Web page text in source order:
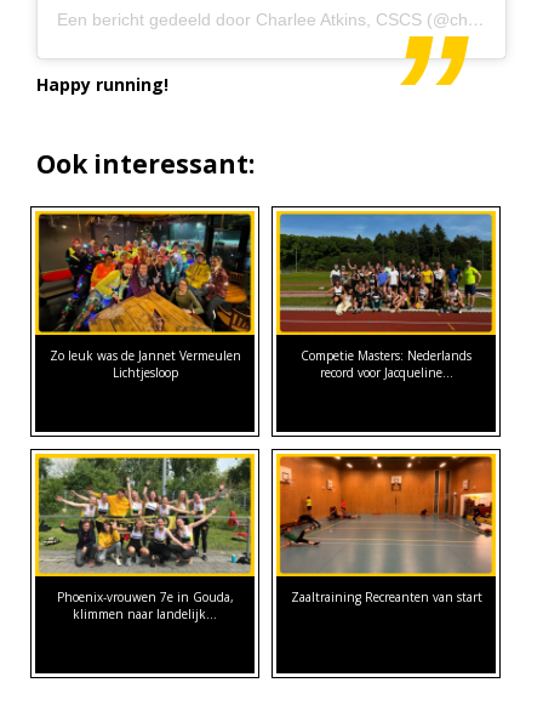
Een bericht gedeeld door Charlee Atkins, CSCS (@charleeatkins)
Happy running!
Ook interessant:
Zo leuk was de Jannet Vermeulen
Lichtjesloop
Competie Masters: Nederlands
record voor Jacqueline…
Phoenix-vrouwen 7e in Gouda,
klimmen naar landelijk…
Zaaltraining Recreanten van start